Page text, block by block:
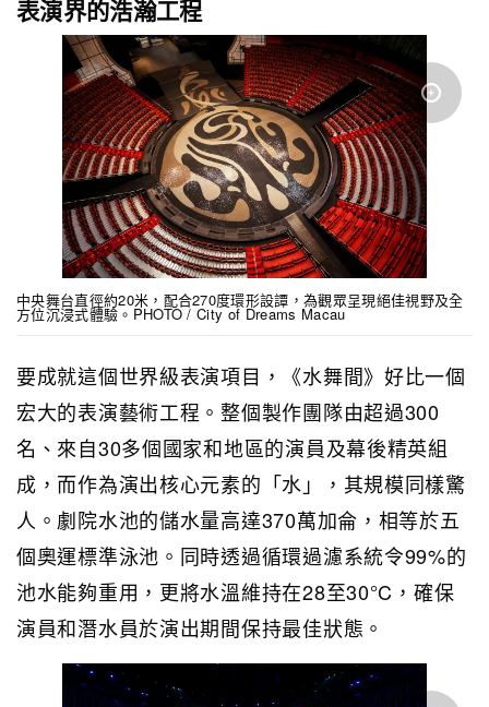
表演界的浩瀚工程
中央舞台直徑約20米，配合270度環形設譚，為觀眾呈現絕佳視野及全
方位沉浸式體驗。PHOTO / City of Dreams Macau
要成就這個世界級表演項目，《水舞間》好比一個
宏大的表演藝術工程。整個製作團隊由超過300
名、來自30多個國家和地區的演員及幕後精英組
成，而作為演出核心元素的「水」，其規模同樣驚
人。劇院水池的儲水量高達370萬加侖，相等於五
個奧運標準泳池。同時透過循環過濾系統令99%的
池水能夠重用，更將水溫維持在28至30°C，確保
演員和潛水員於演出期間保持最佳狀態。